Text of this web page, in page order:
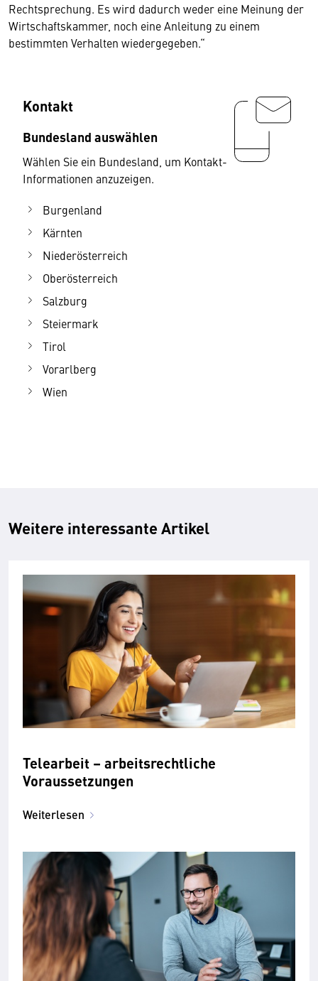
Rechtsprechung. Es wird dadurch weder eine Meinung der
Wirtschaftskammer, noch eine Anleitung zu einem
bestimmten Verhalten wiedergegeben.“
Kontakt
Bundesland auswählen
Wählen Sie ein Bundesland, um Kontakt-
Informationen anzuzeigen.
Burgenland
Kärnten
Niederösterreich
Oberösterreich
Salzburg
Steiermark
Tirol
Vorarlberg
Wien
Weitere interessante Artikel
Telearbeit – arbeitsrechtliche
Voraussetzungen
Weiterlesen